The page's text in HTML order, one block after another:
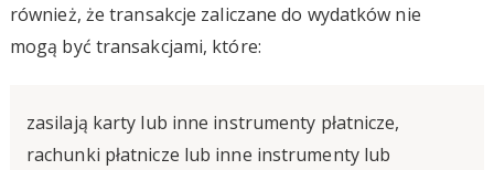
również, że transakcje zaliczane do wydatków nie
mogą być transakcjami, które:
zasilają karty lub inne instrumenty płatnicze,
rachunki płatnicze lub inne instrumenty lub